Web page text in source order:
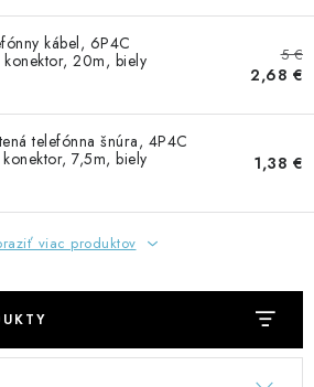
GSM
kábel, 6P4C
20m, biely
5 €
2,68 €
telefónna šnúra, 4P4C
7,5m, biely
1,38 €
viac produktov